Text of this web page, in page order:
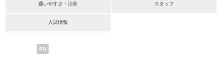
通いやすさ・治安 スタッフ
入試情報
PR